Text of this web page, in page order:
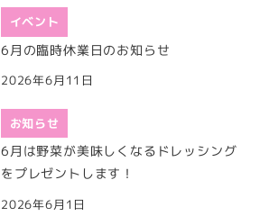
イベント
6月の臨時休業日のお知らせ
2026年6月11日
お知らせ
6月は野菜が美味しくなるドレッシング
をプレゼントします！
2026年6月1日